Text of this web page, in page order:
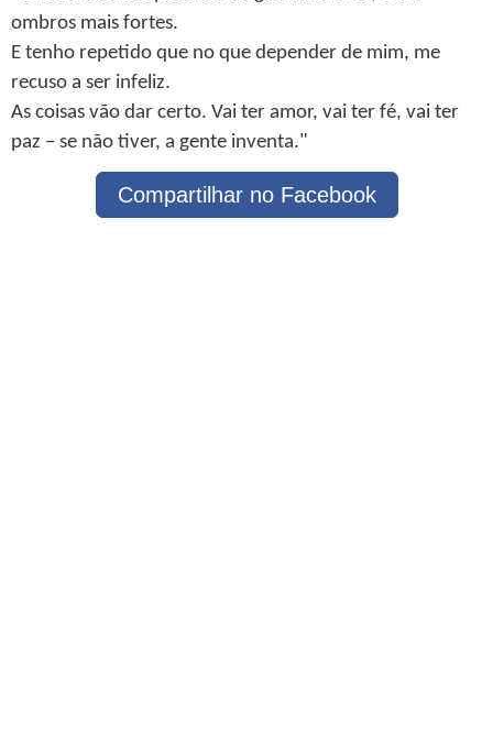
ombros mais fortes.
E tenho repetido que no que depender de mim, me
recuso a ser infeliz.
As coisas vão dar certo. Vai ter amor, vai ter fé, vai ter
paz – se não tiver, a gente inventa."
Compartilhar no Facebook